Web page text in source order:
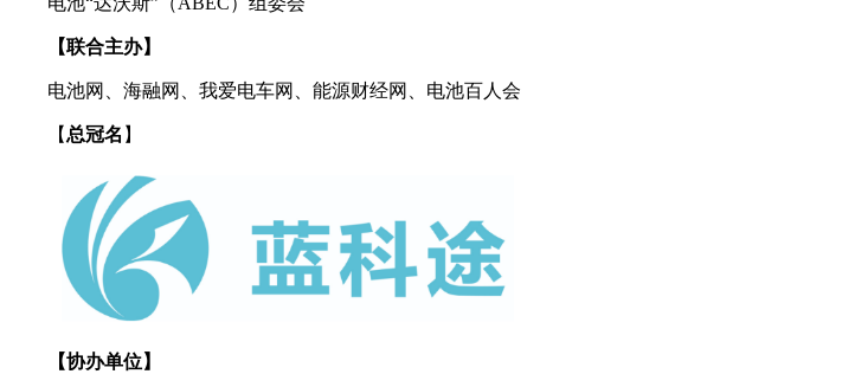
【联合主办】
电池网、海融网、我爱电车网、能源财经网、电池百人会
【总冠名 】
【协办单位】